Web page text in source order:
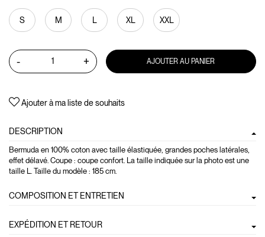
S M L XL XXL
- + AJOUTER AU PANIER
Ajouter à ma liste de souhaits
DESCRIPTION
Bermuda en 100% coton avec taille élastiquée, grandes poches latérales,
effet délavé. Coupe : coupe confort. La taille indiquée sur la photo est une
taille L. Taille du modèle : 185 cm.
COMPOSITION ET ENTRETIEN
EXPÉDITION ET RETOUR